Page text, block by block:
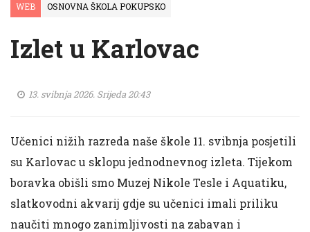
WEB OSNOVNA ŠKOLA POKUPSKO
Izlet u Karlovac
13. svibnja 2026. Srijeda 20:43
Učenici nižih razreda naše škole 11. svibnja posjetili
su Karlovac u sklopu jednodnevnog izleta. Tijekom
boravka obišli smo Muzej Nikole Tesle i Aquatiku,
slatkovodni akvarij gdje su učenici imali priliku
naučiti mnogo zanimljivosti na zabavan i